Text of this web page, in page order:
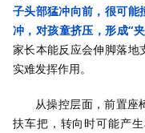
子头部猛冲向前，很可能
冲，对孩童挤压，形成“夹
家长本能反应会伸脚落地
实难发挥作用。
从操控层面，前置座
扶车把，转向时可能产